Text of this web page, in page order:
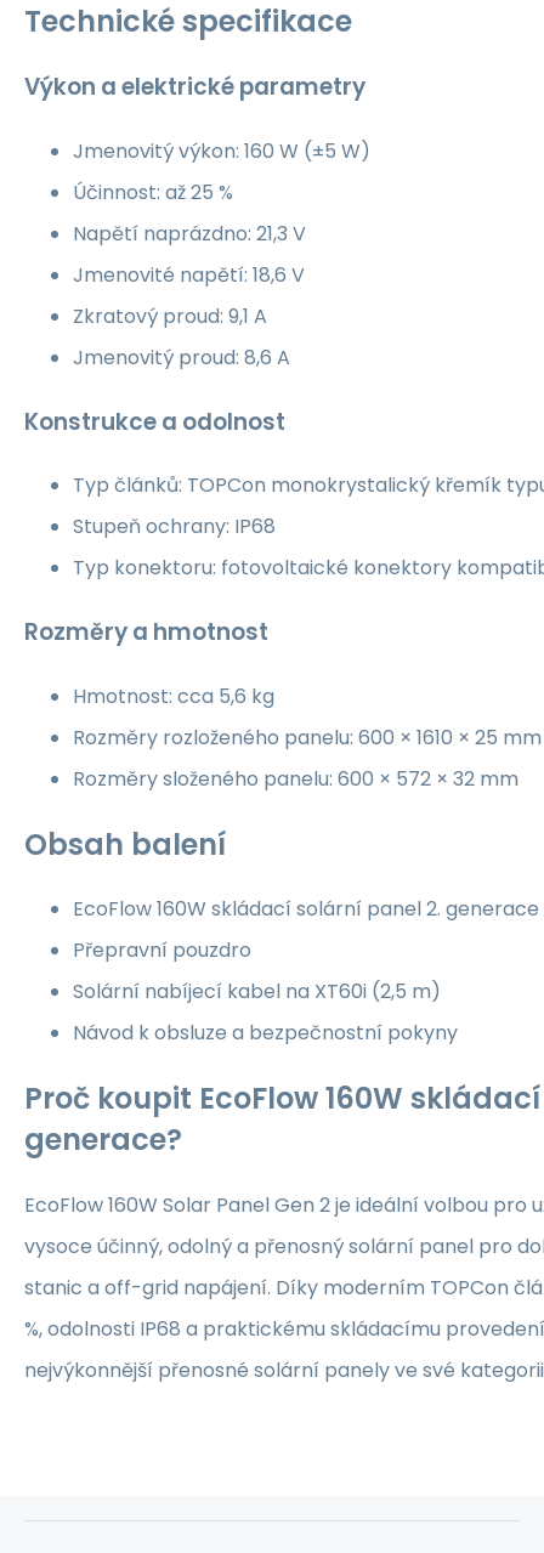
Technické specifikace
Výkon a elektrické parametry
Jmenovitý výkon: 160 W (±5 W)
Účinnost: až 25 %
Napětí naprázdno: 21,3 V
Jmenovité napětí: 18,6 V
Zkratový proud: 9,1 A
Jmenovitý proud: 8,6 A
Konstrukce a odolnost
Typ článků: TOPCon monokrystalický křemík
Stupeň ochrany: IP68
Typ konektoru: fotovoltaické konektory
Rozměry a hmotnost
Hmotnost: cca 5,6 kg
Rozměry rozloženého panelu: 600 × 1610 × 25 mm
Rozměry složeného panelu: 600 × 572 × 32 mm
Obsah balení
EcoFlow 160W skládací solární panel 2. generace
Přepravní pouzdro
Solární nabíjecí kabel na XT60i (2,5 m)
Návod k obsluze a bezpečnostní pokyny
Proč koupit EcoFlow 160W
generace?
EcoFlow 160W Solar Panel Gen 2 je ideální volbou pro
vysoce účinný, odolný a přenosný solární panel pro
stanic a off-grid napájení. Díky moderním TOPCon
%, odolnosti IP68 a praktickému skládacímu
nejvýkonnější přenosné solární panely ve své